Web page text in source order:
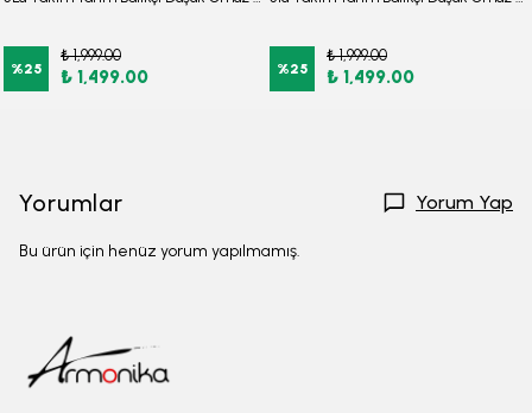
%25
₺ 1,999.00
₺ 1,499.00 %25
₺ 1,999.00
₺ 1,499.00
Yorumlar Yorum Yap
Bu ürün için henüz yorum yapılmamış.